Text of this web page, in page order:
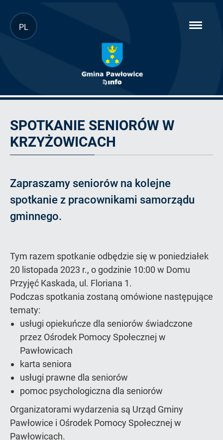
Przejdź
do
PL
SPOTKANIE SENIORÓW W
KRZYŻOWICACH
Zapraszamy seniorów na kolejne
spotkanie z pracownikami samorządu
gminnego.
Tym razem spotkanie odbędzie się w poniedziałek
20 listopada 2023 r., o godzinie 10:00 w Domu
Przyjęć Kaskada, ul. Floriana 1.
Podczas spotkania zostaną omówione następujące
tematy:
usługi opiekuńcze dla seniorów świadczone
przez Ośrodek Pomocy Społecznej w
Pawłowicach
karta seniora
usługi prawne dla seniorów
pomoc psychologiczna dla seniorów
Organizatorami wydarzenia są Urząd Gminy
Pawłowice i Ośrodek Pomocy Społecznej w
Pawłowicach.